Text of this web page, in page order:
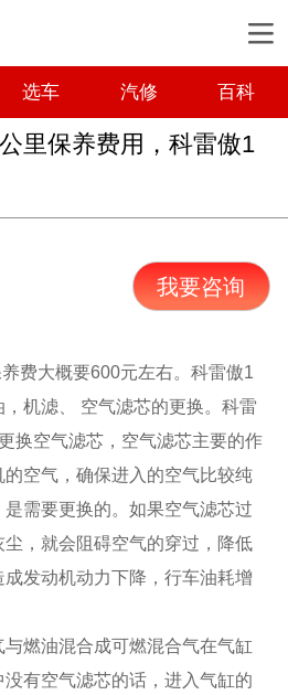
选车 汽修 百科
里保养费用，科雷傲1
我要咨询
费大概要600元左右。科雷傲1
机滤、 空气滤芯的更换。科雷
换空气滤芯，空气滤芯主要的作
空气，确保进入的空气比较纯
需要更换的。如果空气滤芯过
，就会阻碍空气的穿过，降低
发动机动力下降，行车油耗增
燃油混合成可燃混合气在气缸
有空气滤芯的话，进入气缸的